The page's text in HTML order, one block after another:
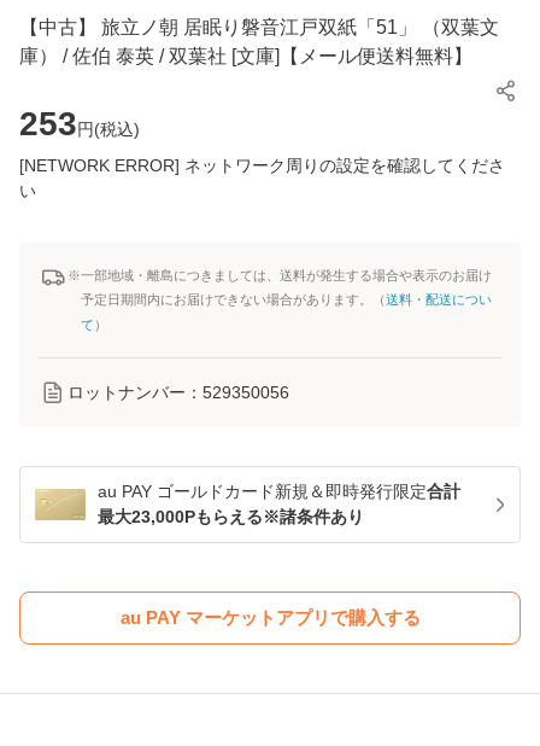
【中古】 旅立ノ朝 居眠り磐音江戸双紙「51」 （双葉文
庫） / 佐伯 泰英 / 双葉社 [文庫]【メール便送料無料】
253円(税込)
[NETWORK ERROR] ネットワーク周りの設定を確認してくださ
い
※一部地域・離島につきましては、送料が発生する場合や表示のお届け
予定日期間内にお届けできない場合があります。（送料・配送につい
て ）
ロットナンバー： 529350056
au PAY ゴールドカード新規＆即時発行限定合計
最大23,000Pもらえる※諸条件あり
au PAY マーケットアプリで購入する